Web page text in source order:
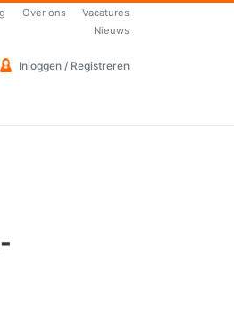
Over ons
Vacatures
Nieuws
Inloggen / Registreren